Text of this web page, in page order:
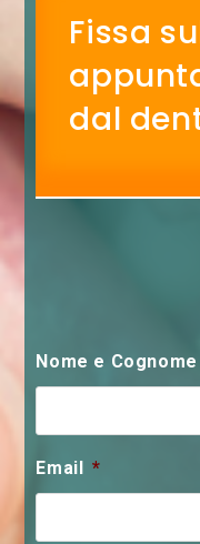
Fissa
dal
Nome e Cognome
Email *